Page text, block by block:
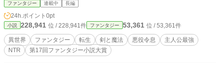
ファンタジー 連載中 長編
24h.ポイント 0pt
小説 228,941 位 / 228,941件 ファンタジー 53,361 位 / 53,361件
異世界 ファンタジー 転生 剣と魔法 悪役令息
主人公最強
NTR
第17回ファンタジー小説大賞